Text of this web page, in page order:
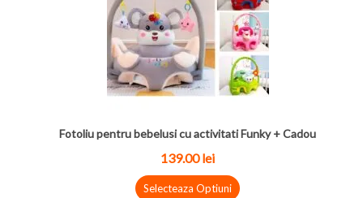
Fotoliu pentru bebelusi cu activitati Funky + Cadou
139.00 lei
Selecteaza Optiuni